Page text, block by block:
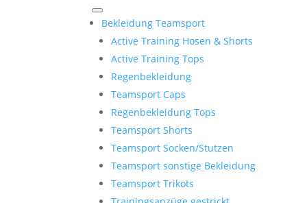
Bekleidung Teamsport
Active Training Hosen & Shorts
Active Training Tops
Regenbekleidung
Teamsport Caps
Regenbekleidung Tops
Teamsport Shorts
Teamsport Socken/Stutzen
Teamsport sonstige Bekleidung
Teamsport Trikots